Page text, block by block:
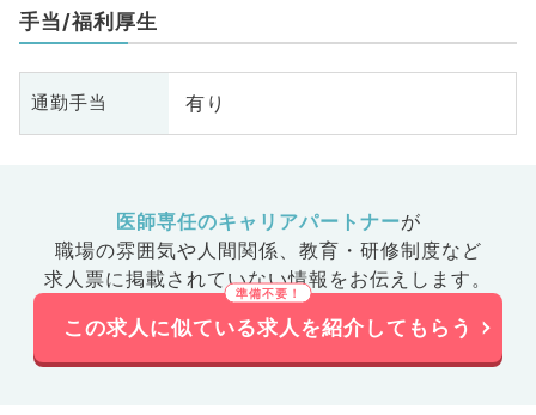
手当/福利厚生
通勤手当 有り
医師専任のキャリアパートナーが
職場の雰囲気や人間関係、 教育・研修制度など
求人票に掲載されていない情報をお伝えします。
この求人に似ている求人を紹介してもらう